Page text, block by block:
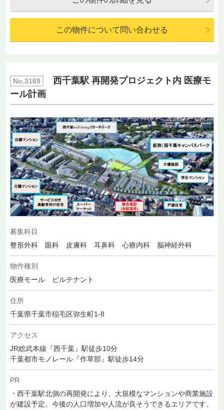
この物件について問い合わせる
No.3169
西千葉駅 再開発プロジェクト内 医療モ
ール計画
募集科目
整形外科 眼科 皮膚科 耳鼻科 心療内科 脳神経外科
物件種別
医療モール ビルテナント
住所
千葉県千葉市稲毛区弥生町1-8
アクセス
JR総武本線『西千葉』駅徒歩10分
千葉都市モノレール『作草部』駅徒歩14分
PR
・西千葉駅北側の再開発により、大規模なマンションや商業施設
が建設予定。今後の人口増加や人流が良そうできるエリアです。